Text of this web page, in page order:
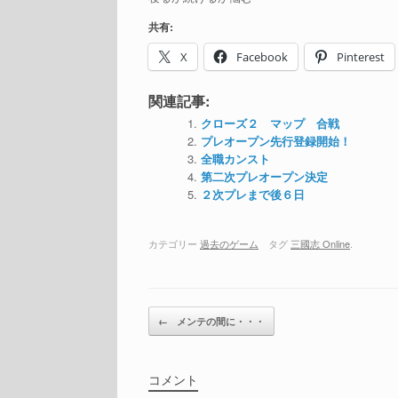
共有:
X
Facebook Pinterest
関連記事:
クローズ２ マップ 合戦
プレオープン先行登録開始！
全職カンスト
第二次プレオープン決定
２次プレまで後６日
カテゴリー 過去のゲーム タグ 三國志 Online
投稿ナビゲーション
← メンテの間に・・・
コメント